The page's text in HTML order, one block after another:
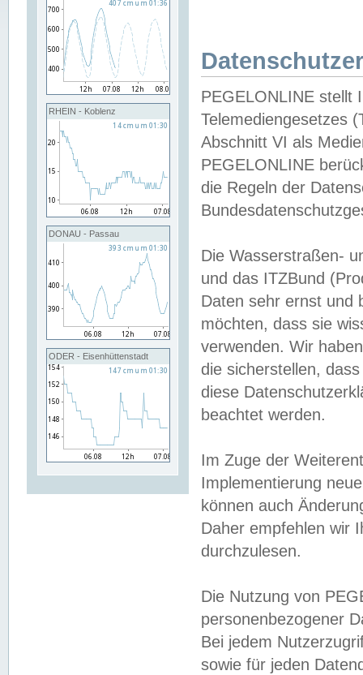
RHEIN - Koblenz
DONAU - Passau
ODER - Eisenhüttenstadt
PEGELONLINE stellt
Telemediengesetzes
Abschnitt VI als
PEGELONLINE
die Regeln der
Die Wasserstraßen-
und das ITZBund
Daten sehr ernst und
möchten, dass sie
verwenden. Wir
die sicherstellen,
diese
beachtet werden.
Im Zuge der
Implementierung
können auch
Daher empfehlen wir
durchzulesen.
Die Nutzung von
personenbezogener
Bei jedem
sowie für jeden